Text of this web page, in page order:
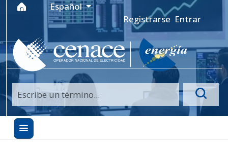
Ir al menú de navegación principal
Ir al contenido principal
Ir al pie de página del sitio
Idioma
Español
Registrarse Entrar